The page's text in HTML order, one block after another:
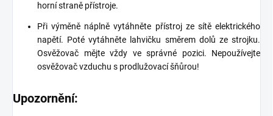
horní straně přístroje.
Při výměně náplně vytáhněte přístroj ze sítě elektrického
napětí. Poté vytáhněte lahvičku směrem dolů ze strojku.
Osvěžovač mějte vždy ve správné pozici. Nepoužívejte
osvěžovač vzduchu s prodlužovací šňůrou!
Upozornění: